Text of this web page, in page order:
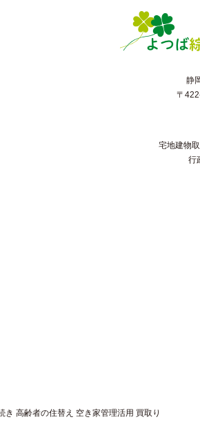
静
〒
宅地建物
行
高齢者の住替え 空き家管理活用 買取り